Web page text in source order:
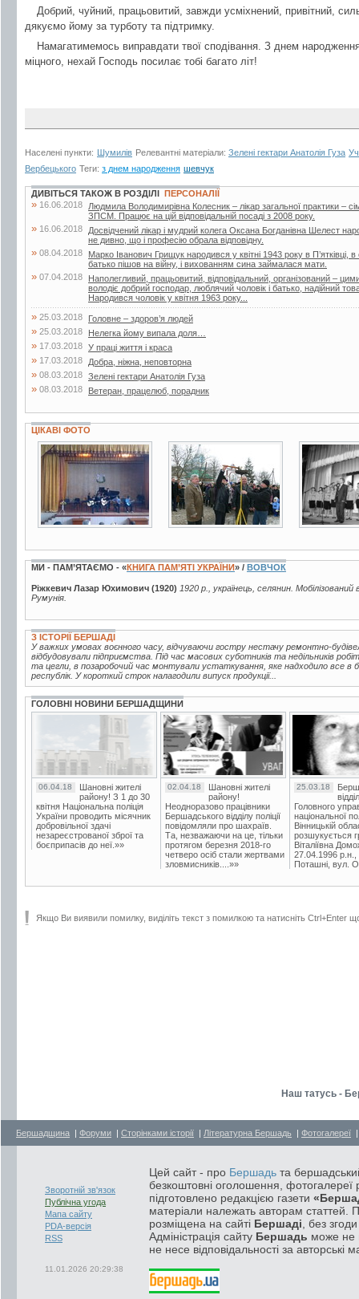
Добрий, чуйний, працьовитий, завжди усміхнений, привітний,
дякуємо йому за турботу та підтримку.
Намагатимемось виправдати твої сподівання. З днем
міцного, нехай Господь посилає тобі багато літ!
Населені пункти: Шумилів Релевантні матеріали: Зелені гектари Анатолія Гуза
Вербецького Теги: з днем народження шевчук
ДИВІТЬСЯ ТАКОЖ В РОЗДІЛІ ПЕРСОНАЛІЇ
» 16.06.2018
Людмила Володимирівна Колесник – лікар загальної практики –
ЗПСМ. Працює на цій відповідальній посаді з 2008 року.
» 16.06.2018
Досвідчений лікар і мудрий колега Оксана Богданівна Шелест
не дивно, що і професію обрала відповідну.
» 08.04.2018
Марко Іванович Грищук народився у квітні 1943 року в П’ятківці,
батько пішов на війну, і вихованням сина займалася мати.
» 07.04.2018
Наполегливий, працьовитий, відповідальний, організований –
володіє добрий господар, люблячий чоловік і батько, надійний
Народився чоловік у квітня 1963 року...
» 25.03.2018 Головне – здоров’я людей
» 25.03.2018 Нелегка йому випала доля…
» 17.03.2018 У праці життя і краса
» 17.03.2018 Добра, ніжна, неповторна
» 08.03.2018 Зелені гектари Анатолія Гуза
» 08.03.2018 Ветеран, працелюб, порадник
ЦІКАВІ ФОТО
3 фото 7 фото 2 фото
МИ - ПАМ’ЯТАЄМО - «КНИГА ПАМ’ЯТІ УКРАЇНИ» / ВОВЧОК
Ріжкевич Лазар Юхимович (1920) 1920 р., українець, селянин.
Румунія.
З ІСТОРІЇ БЕРШАДІ
У важких умовах воєнного часу, відчуваючи гостру нестачу ремонтно-
відбудовували підприємства. Під час масових суботників та недільників
та цегли, в позаробочий час монтували устаткування, яке надходило все в
республік. У короткий строк налагодили випуск продукції...
ГОЛОВНІ НОВИНИ БЕРШАДЩИНИ
06.04.18
Шановні жителі
району! З 1 до 30
квітня Національна поліція
України проводить місячник
добровільної здачі
незареєстрованої зброї та
боєприпасів до неї.»»
02.04.18
Шановні жителі
району!
Неодноразово працівники
Бершадського відділу поліції
повідомляли про шахраїв.
Та, незважаючи на це, тільки
протягом березня 2018-го
четверо осіб стали жертвами
зловмисників....»»
25.03.18
Головного
національної
Вінницькій
розшукується
Віталіївна
27.04.1996 р.н.,
Поташні, вул.
Якщо Ви виявили помилку, виділіть текст з помилкою та натисніть Ctrl+Enter
Наш татусь -
Бершадщина | Форуми | Сторінками історії | Літературна Бершадь | Фотогалереї
Зворотній зв'язок
Публічна угода
Мапа сайту
PDA-версія
RSS
11.01.2026 20:29:38
Цей сайт - про Бершадь та
безкоштовні оголошення, фотогалереї
підготовлено редакцією газети
матеріали належать авторам статтей.
розміщена на сайті Бершаді , без
Адміністрація сайту Бершадь може не
не несе відповідальності за авторські